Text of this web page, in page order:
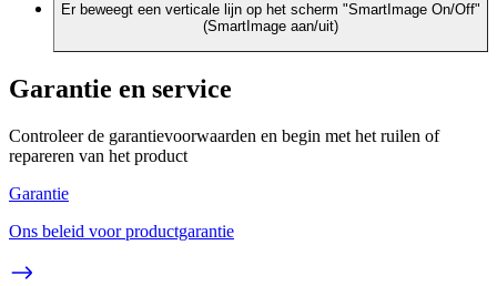
Er beweegt een verticale lijn op het scherm "SmartImage On/Off"
(SmartImage aan/uit)
Garantie en service
Controleer de garantievoorwaarden en begin met het ruilen of
repareren van het product
Garantie
Ons beleid voor productgarantie